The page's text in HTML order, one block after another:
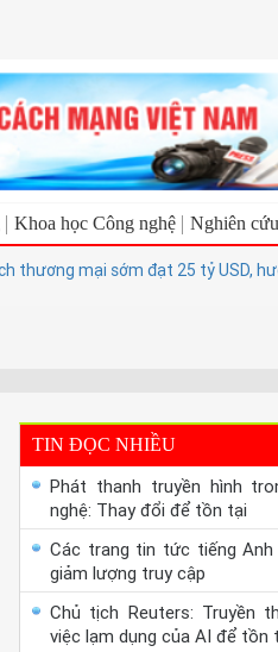
Khoa học Công nghệ Nghiên
mại sớm đạt 25 tỷ USD,
TIN ĐỌC NHIỀU
Phát thanh truyền hình
nghệ: Thay đổi để tồn tại
Các trang tin tức tiếng
giảm lượng truy cập
Chủ tịch Reuters: Truyền
việc lạm dụng của AI để tồn